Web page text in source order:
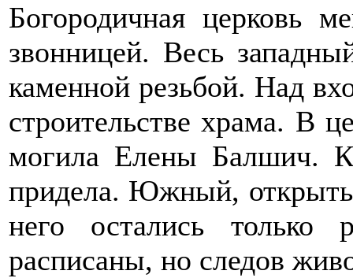
Богородичная церковь
звонницей. Весь
каменной резьбой. Над
строительстве храма. В
могила Елены Балшич.
придела. Южный,
него остались только
расписаны, но следов